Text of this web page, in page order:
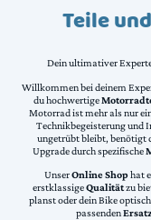
Teile
Dein ultimativer
Willkommen bei deinem
du hochwertige
Motorrad ist mehr als nur
Technikbegeisterung und
ungetrübt bleibt, benötigt
Upgrade durch spezifische
UnserOnline Shophat
erstklassigeQualitätzu
planst oder dein Bike
passenden